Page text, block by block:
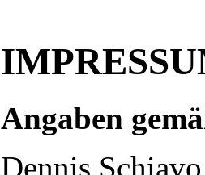
Angaben
Dennis Schiavo